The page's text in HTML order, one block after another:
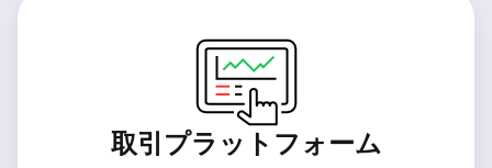
取引プラットフォーム